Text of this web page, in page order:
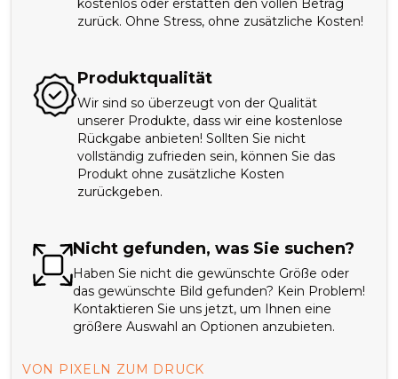
kostenlos oder erstatten den vollen Betrag
zurück. Ohne Stress, ohne zusätzliche Kosten!
Produktqualität
Wir sind so überzeugt von der Qualität
unserer Produkte, dass wir eine kostenlose
Rückgabe anbieten! Sollten Sie nicht
vollständig zufrieden sein, können Sie das
Produkt ohne zusätzliche Kosten
zurückgeben.
Nicht gefunden, was Sie suchen?
Haben Sie nicht die gewünschte Größe oder
das gewünschte Bild gefunden? Kein Problem!
Kontaktieren Sie uns jetzt, um Ihnen eine
größere Auswahl an Optionen anzubieten.
VON PIXELN ZUM DRUCK